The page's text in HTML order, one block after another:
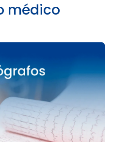
médico